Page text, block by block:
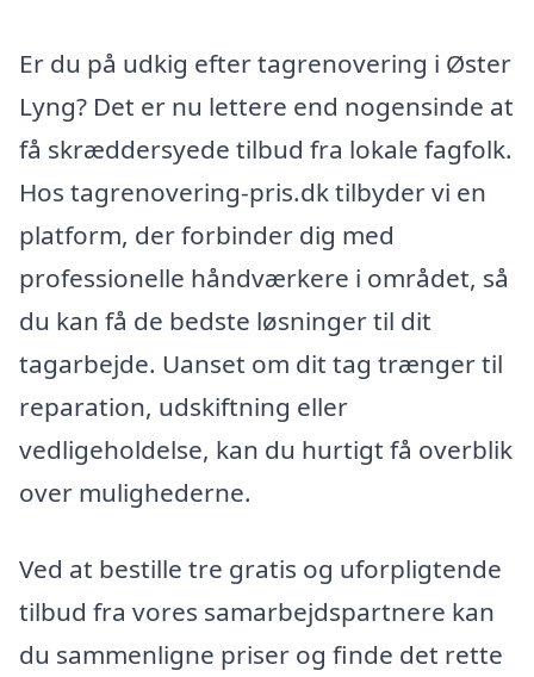
Er du på udkig efter tagrenovering i Øster
Lyng? Det er nu lettere end nogensinde at
få skræddersyede tilbud fra lokale fagfolk.
Hos tagrenovering-pris.dk tilbyder vi en
platform, der forbinder dig med
professionelle håndværkere i området, så
du kan få de bedste løsninger til dit
tagarbejde. Uanset om dit tag trænger til
reparation, udskiftning eller
vedligeholdelse, kan du hurtigt få overblik
over mulighederne.
Ved at bestille tre gratis og uforpligtende
tilbud fra vores samarbejdspartnere kan
du sammenligne priser og finde det rette